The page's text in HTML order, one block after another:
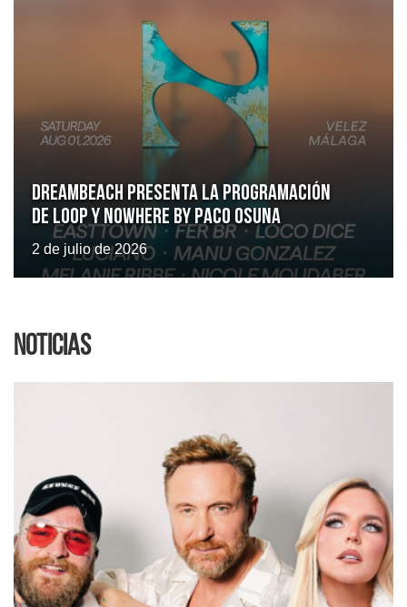
Dreambeach presenta la programación
de LOOP y Nowhere by Paco Osuna
2 de julio de 2026
Noticias